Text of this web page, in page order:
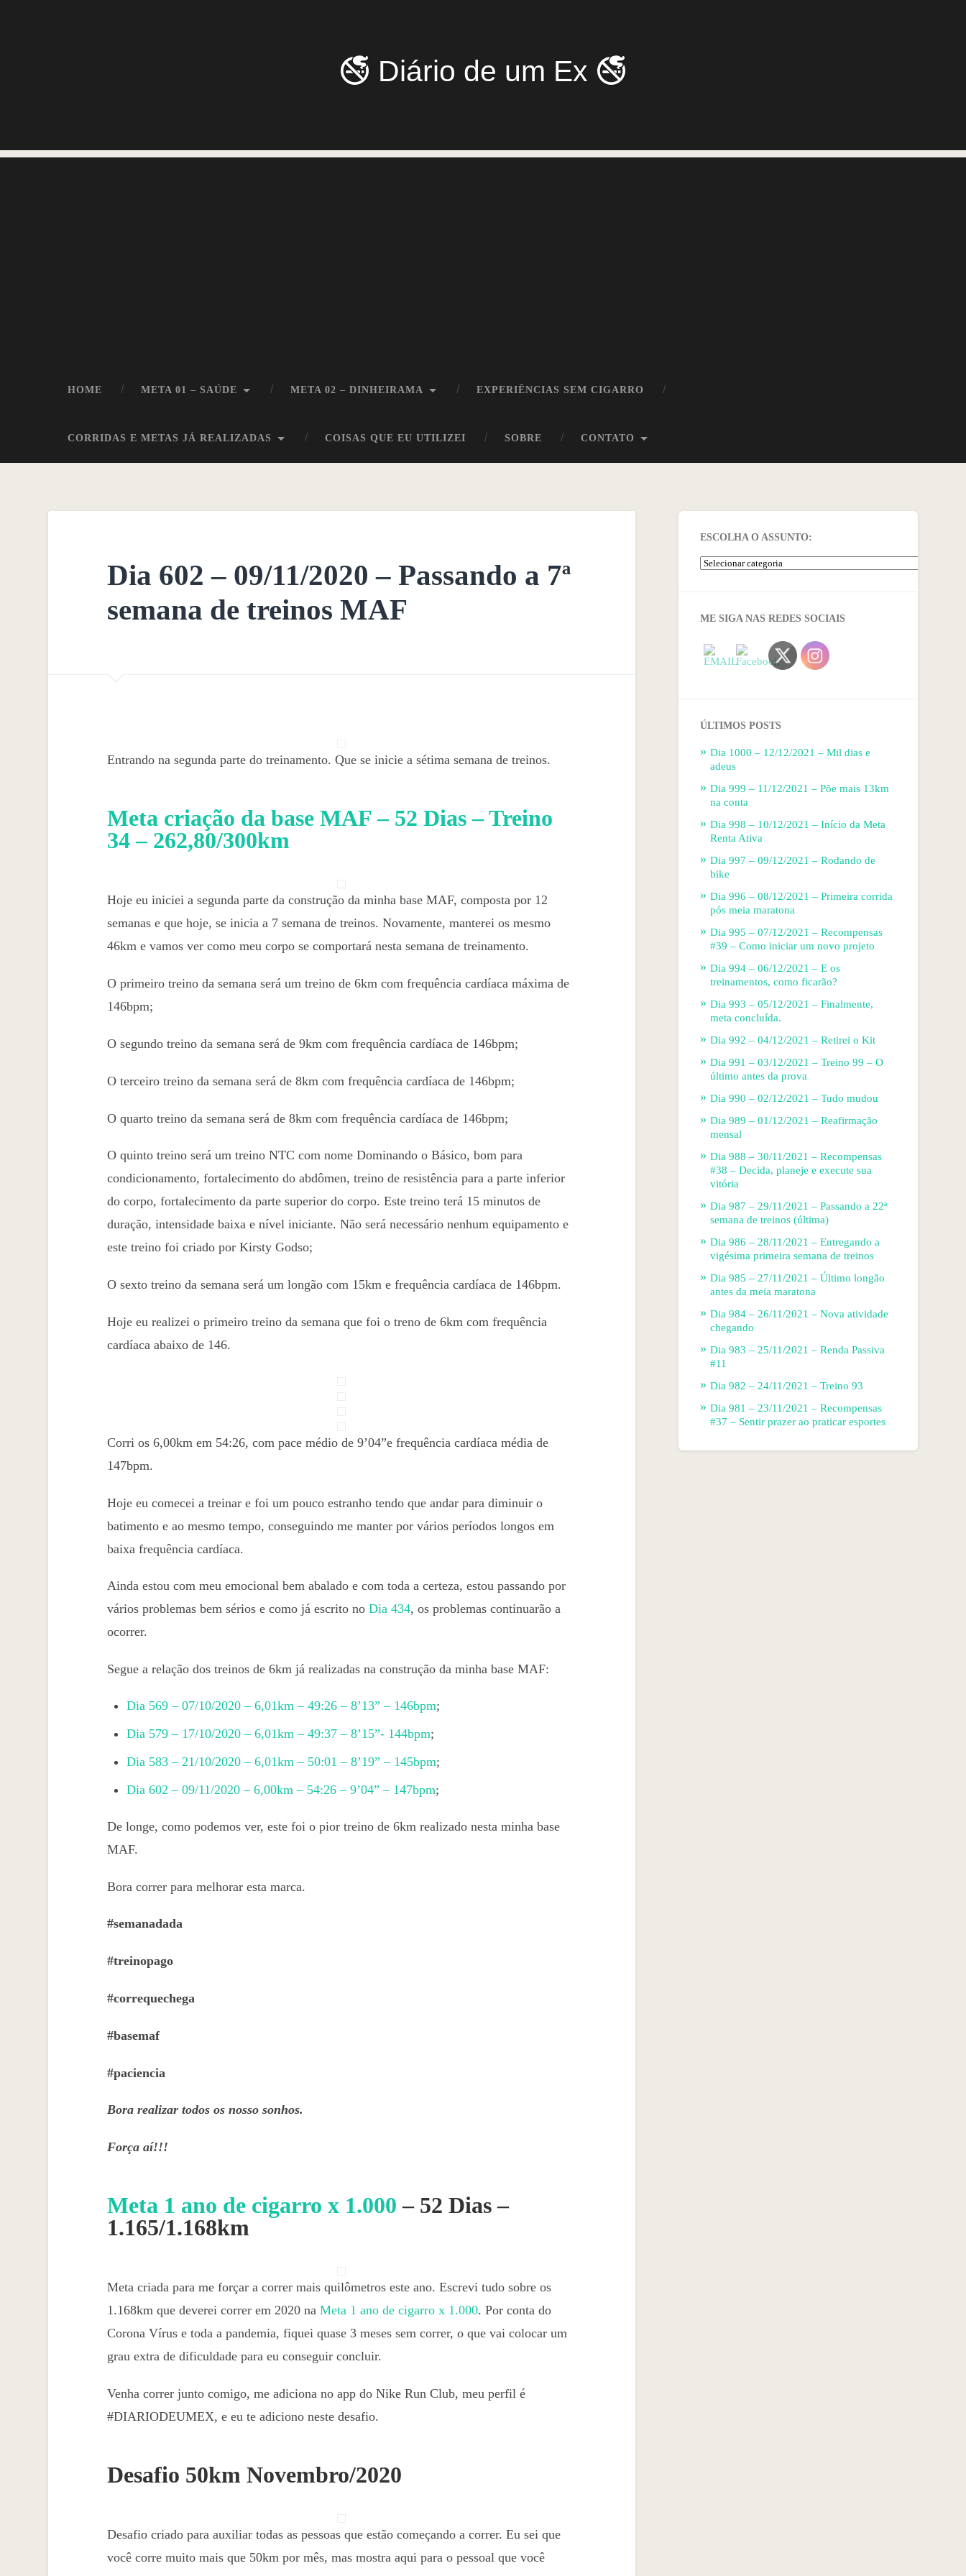
🚭 Diário de um Ex 🚭
HOME META 01 – SAÚDE META 02 – DINHEIRAMA EXPERIÊNCIAS SEM CIGARRO
CORRIDAS E METAS JÁ REALIZADAS COISAS QUE EU UTILIZEI SOBRE CONTATO
Dia 602 – 09/11/2020 – Passando a 7ª
semana de treinos MAF
Entrando na segunda parte do treinamento. Que se inicie a sétima semana de treinos.
Meta criação da base MAF – 52 Dias – Treino
34 – 262,80/300km
Hoje eu iniciei a segunda parte da construção da minha base MAF, composta por 12
semanas e que hoje, se inicia a 7 semana de treinos. Novamente, manterei os mesmo
46km e vamos ver como meu corpo se comportará nesta semana de treinamento.
O primeiro treino da semana será um treino de 6km com frequência cardíaca máxima de
146bpm;
O segundo treino da semana será de 9km com frequência cardíaca de 146bpm;
O terceiro treino da semana será de 8km com frequência cardíaca de 146bpm;
O quarto treino da semana será de 8km com frequência cardíaca de 146bpm;
O quinto treino será um treino NTC com nome Dominando o Básico, bom para
condicionamento, fortalecimento do abdômen, treino de resistência para a parte inferior
do corpo, fortalecimento da parte superior do corpo. Este treino terá 15 minutos de
duração, intensidade baixa e nível iniciante. Não será necessário nenhum equipamento e
este treino foi criado por Kirsty Godso;
O sexto treino da semana será um longão com 15km e frequência cardíaca de 146bpm.
Hoje eu realizei o primeiro treino da semana que foi o treno de 6km com frequência
cardíaca abaixo de 146.
Corri os 6,00km em 54:26, com pace médio de 9’04”e frequência cardíaca média de
147bpm.
Hoje eu comecei a treinar e foi um pouco estranho tendo que andar para diminuir o
batimento e ao mesmo tempo, conseguindo me manter por vários períodos longos em
baixa frequência cardíaca.
Ainda estou com meu emocional bem abalado e com toda a certeza, estou passando por
vários problemas bem sérios e como já escrito no Dia 434, os problemas continuarão a
ocorrer.
Segue a relação dos treinos de 6km já realizadas na construção da minha base MAF:
Dia 569 – 07/10/2020 – 6,01km – 49:26 – 8’13” – 146bpm;
Dia 579 – 17/10/2020 – 6,01km – 49:37 – 8’15”- 144bpm;
Dia 583 – 21/10/2020 – 6,01km – 50:01 – 8’19” – 145bpm;
Dia 602 – 09/11/2020 – 6,00km – 54:26 – 9’04” – 147bpm;
De longe, como podemos ver, este foi o pior treino de 6km realizado nesta minha base
MAF.
Bora correr para melhorar esta marca.
#semanadada
#treinopago
#correquechega
#basemaf
#paciencia
Bora realizar todos os nosso sonhos.
Força aí!!!
Meta 1 ano de cigarro x 1.000 – 52 Dias –
1.165/1.168km
Meta criada para me forçar a correr mais quilômetros este ano. Escrevi tudo sobre os
1.168km que deverei correr em 2020 na Meta 1 ano de cigarro x 1.000. Por conta do
Corona Vírus e toda a pandemia, fiquei quase 3 meses sem correr, o que vai colocar um
grau extra de dificuldade para eu conseguir concluir.
Venha correr junto comigo, me adiciona no app do Nike Run Club, meu perfil é
#DIARIODEUMEX, e eu te adiciono neste desafio.
Desafio 50km Novembro/2020
Desafio criado para auxiliar todas as pessoas que estão começando a correr. Eu sei que
você corre muito mais que 50km por mês, mas mostra aqui para o pessoal que você
ESCOLHA O ASSUNTO:
ME SIGA NAS REDES SOCIAIS
ÚLTIMOS POSTS
Dia 1000 – 12/12/2021 – Mil dias e
adeus
Dia 999 – 11/12/2021 – Põe mais 13km
na conta
Dia 998 – 10/12/2021 – Início da Meta
Renta Ativa
Dia 997 – 09/12/2021 – Rodando de
bike
Dia 996 – 08/12/2021 – Primeira corrida
pós meia maratona
Dia 995 – 07/12/2021 – Recompensas
#39 – Como iniciar um novo projeto
Dia 994 – 06/12/2021 – E os
treinamentos, como ficarão?
Dia 993 – 05/12/2021 – Finalmente,
meta concluída.
Dia 992 – 04/12/2021 – Retirei o Kit
Dia 991 – 03/12/2021 – Treino 99 – O
último antes da prova
Dia 990 – 02/12/2021 – Tudo mudou
Dia 989 – 01/12/2021 – Reafirmação
mensal
Dia 988 – 30/11/2021 – Recompensas
#38 – Decida, planeje e execute sua
vitória
Dia 987 – 29/11/2021 – Passando a 22ª
semana de treinos (última)
Dia 986 – 28/11/2021 – Entregando a
vigésima primeira semana de treinos
Dia 985 – 27/11/2021 – Último longão
antes da meia maratona
Dia 984 – 26/11/2021 – Nova atividade
chegando
Dia 983 – 25/11/2021 – Renda Passiva
#11
Dia 982 – 24/11/2021 – Treino 93
Dia 981 – 23/11/2021 – Recompensas
#37 – Sentir prazer ao praticar esportes